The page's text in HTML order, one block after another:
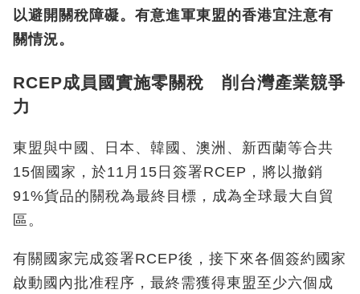
以避開關稅障礙。有意進軍東盟的香港宜注意有
關情況。
RCEP成員國實施零關稅 削台灣產業競爭
力
東盟與中國、日本、韓國、澳洲、新西蘭等合共
15個國家，於11月15日簽署RCEP，將以撤銷
91%貨品的關稅為最終目標，成為全球最大自貿
區。
有關國家完成簽署RCEP後，接下來各個簽約國家
啟動國內批准程序，最終需獲得東盟至少六個成